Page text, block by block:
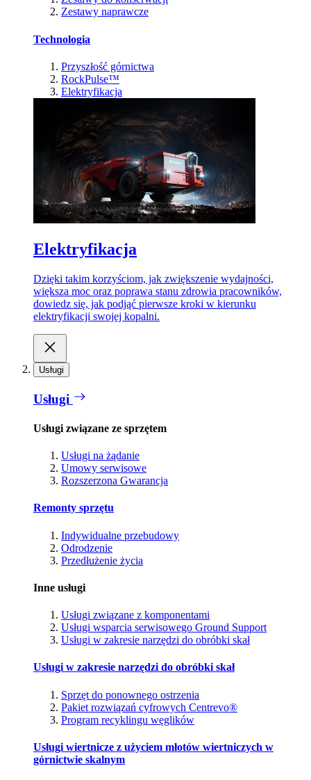
Zestawy naprawcze
Technologia
Przyszłość górnictwa
RockPulse™
Elektryfikacja
Elektryfikacja
Dzięki takim korzyściom, jak zwiększenie wydajności,
większa moc oraz poprawa stanu zdrowia pracowników,
dowiedz się, jak podjąć pierwsze kroki w kierunku
elektryfikacji swojej kopalni.
Usługi
Usługi
Usługi związane ze sprzętem
Usługi na żądanie
Umowy serwisowe
Rozszerzona Gwarancja
Remonty sprzętu
Indywidualne przebudowy
Odrodzenie
Przedłużenie życia
Inne usługi
Usługi związane z komponentami
Usługi wsparcia serwisowego Ground Support
Usługi w zakresie narzędzi do obróbki skał
Usługi w zakresie narzędzi do obróbki skał
Sprzęt do ponownego ostrzenia
Pakiet rozwiązań cyfrowych Centrevo®
Program recyklingu węglików
Usługi wiertnicze z użyciem młotów wiertniczych w
górnictwie skalnym